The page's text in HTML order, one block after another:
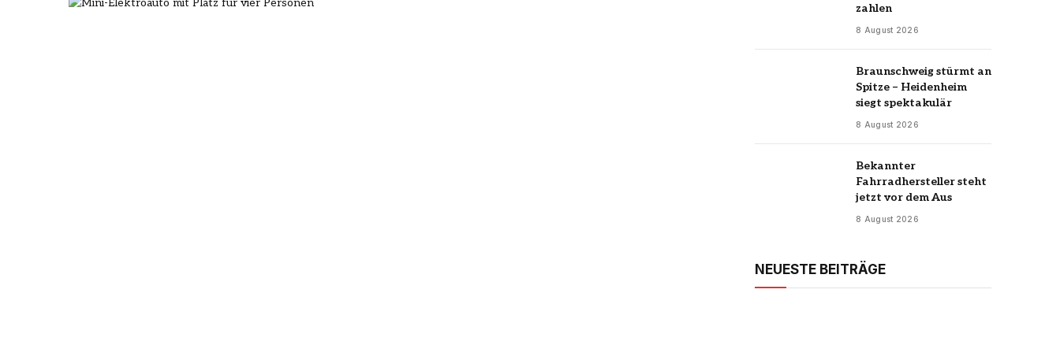
zahlen
8 August 2026
Braunschweig stürmt an
Spitze – Heidenheim
siegt spektakulär
8 August 2026
Bekannter
Fahrradhersteller steht
jetzt vor dem Aus
8 August 2026
NEUESTE BEITRÄGE